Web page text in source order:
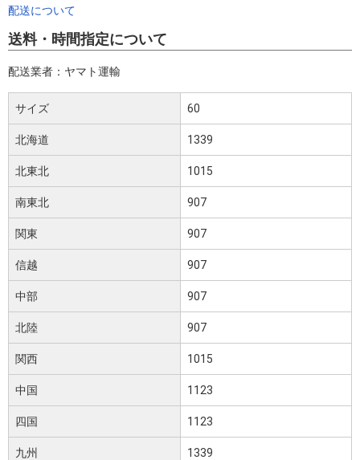
配送について
送料・時間指定について
配送業者：ヤマト運輸
サイズ
北海道
北東北
南東北
関東
信越
中部
北陸
関西
中国
四国
九州
60
1339
1015
907
907
907
907
907
1015
1123
1123
1339